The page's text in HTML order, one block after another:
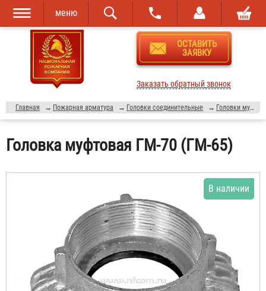
Перейти к
основному
содержанию
Skip to
navigation
меню
ОСТАВИТЬ
ЗАЯВКУ
Заказать обратный звонок
Главная → Пожарная арматура → Головки соединительные → Головки муфтовые
Головка муфтовая ГМ-70 (ГМ-65)
В наличии